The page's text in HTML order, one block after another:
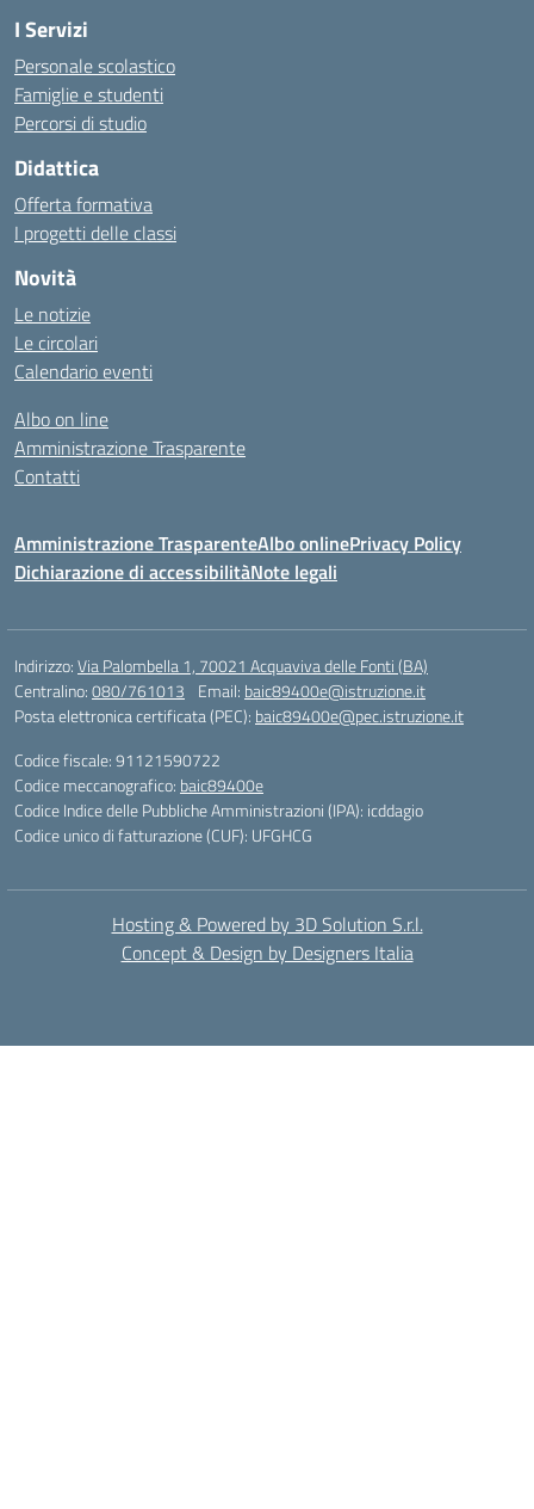
I Servizi
Personale scolastico
Famiglie e studenti
Percorsi di studio
Didattica
Offerta formativa
I progetti delle classi
Novità
Le notizie
Le circolari
Calendario eventi
Albo on line
Amministrazione Trasparente
Contatti
Amministrazione TrasparenteAlbo onlinePrivacy Policy
Dichiarazione di accessibilitàNote legali
Indirizzo:Via Palombella 1, 70021 Acquaviva delle Fonti (BA)
Centralino:080/761013 Email: baic89400e@istruzione.it
Posta elettronica certificata (PEC): baic89400e@pec.istruzione.it
Codice fiscale: 91121590722
Codice meccanografico: baic89400e
Codice Indice delle Pubbliche Amministrazioni (IPA): icddagio
Codice unico di fatturazione (CUF): UFGHCG
Hosting & Powered by 3D Solution S.r.l.
Concept & Design by Designers Italia